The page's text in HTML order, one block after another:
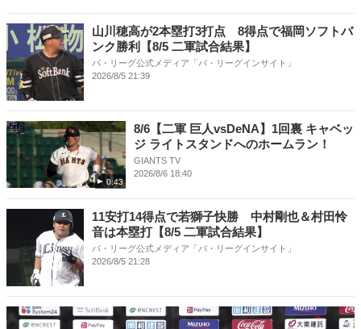
山川穂高が2本塁打3打点 8得点で福岡ソフトバ
ンク勝利【8/5 二軍試合結果】
パ・リーグ公式メディア「パ・リーグインサイト」
2026/8/5 21:39
0:43
8/6【二軍 巨人vsDeNA】1回裏 キャベッ
ジ ライトスタンドへのホームラン！
GIANTS TV
2026/8/6 18:40
11安打14得点で若獅子快勝 中村剛也＆村田怜
音は本塁打【8/5 二軍試合結果】
パ・リーグ公式メディア「パ・リーグインサイト」
2026/8/5 21:28